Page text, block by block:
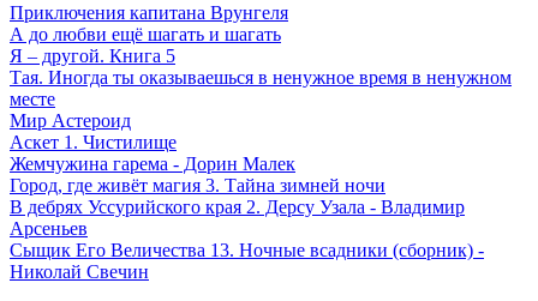
Приключения капитана Врунгеля
А до любви ещё шагать и шагать
Я – другой. Книга 5
Тая. Иногда ты оказываешься в ненужное время в ненужном
месте
Мир Астероид
Аскет 1. Чистилище
Жемчужина гарема - Дорин Малек
Город, где живёт магия 3. Тайна зимней ночи
В дебрях Уссурийского края 2. Дерсу Узала - Владимир
Арсеньев
Сыщик Его Величества 13. Ночные всадники (сборник) -
Николай Свечин